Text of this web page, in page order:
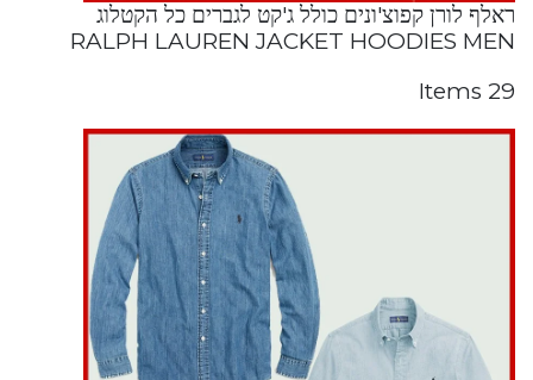
ראלף לורן קפוצ'ונים כולל ג'קט לגברים כל הקטלוג
RALPH LAUREN JACKET HOODIES MEN
29 Items